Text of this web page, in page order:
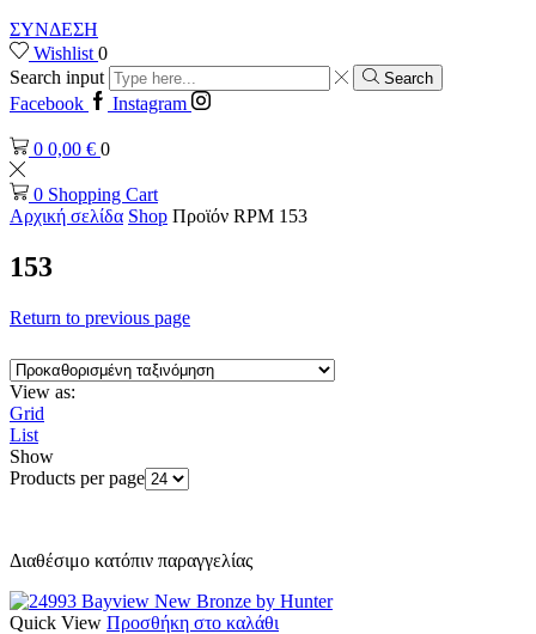
ΣΥΝΔΕΣΗ
Wishlist 0
Search input
Search
Facebook Instagram
0 0,00 € 0
0 Shopping Cart
Αρχική σελίδα Shop Προϊόν RPM 153
153
Return to previous page
View as:
Grid
List
Show
Products per page
Διαθέσιμο κατόπιν παραγγελίας
Quick View Προσθήκη στο καλάθι